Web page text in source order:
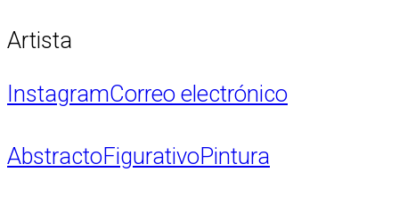
Artista
InstagramCorreo electrónico
AbstractoFigurativoPintura